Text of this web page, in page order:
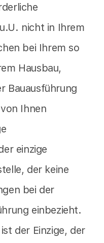
nicht in Ihrem
bei Ihrem so
Hausbau,
Bauausführung
Ihnen
einzige
der keine
bei der
einbezieht.
der Einzige, der